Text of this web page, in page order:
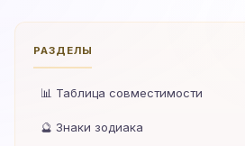
РАЗДЕЛЫ
📊 Таблица совместимости
🔮 Знаки зодиака